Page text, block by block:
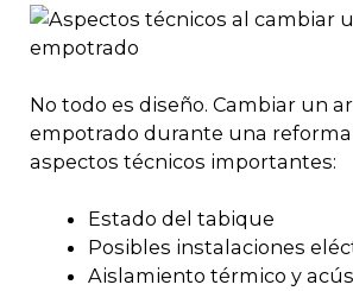
No todo es diseño. Cambiar un
empotrado durante una
aspectos técnicos importantes:
Estado del tabique
Posibles instalaciones
Aislamiento térmico y